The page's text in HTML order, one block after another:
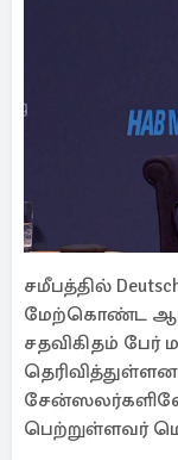
சமீபத்தில்
மேற்கொண்ட
சதவிகிதம் பேர்
பெற்றுள்ளவர்